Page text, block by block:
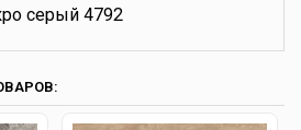
серый 4792